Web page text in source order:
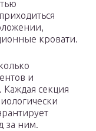
кровати.
и
Каждая секция
за ним.